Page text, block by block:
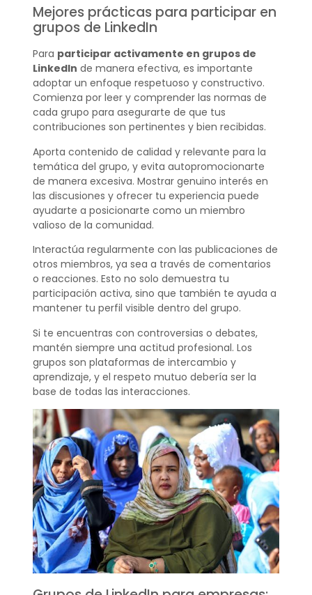
Mejores prácticas para participar en
grupos de LinkedIn
Para participar activamente en grupos de
LinkedIn de manera efectiva, es importante
adoptar un enfoque respetuoso y constructivo.
Comienza por leer y comprender las normas de
cada grupo para asegurarte de que tus
contribuciones son pertinentes y bien recibidas.
Aporta contenido de calidad y relevante para la
temática del grupo, y evita autopromocionarte
de manera excesiva. Mostrar genuino interés en
las discusiones y ofrecer tu experiencia puede
ayudarte a posicionarte como un miembro
valioso de la comunidad.
Interactúa regularmente con las publicaciones de
otros miembros, ya sea a través de comentarios
o reacciones. Esto no solo demuestra tu
participación activa, sino que también te ayuda a
mantener tu perfil visible dentro del grupo.
Si te encuentras con controversias o debates,
mantén siempre una actitud profesional. Los
grupos son plataformas de intercambio y
aprendizaje, y el respeto mutuo debería ser la
base de todas las interacciones.